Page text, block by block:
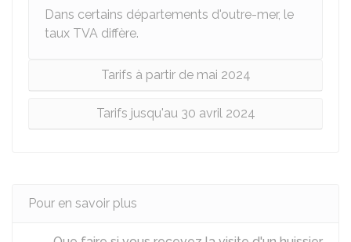
Dans certains départements d'outre-mer, le
taux TVA diffère.
Tarifs à partir de mai 2024
Tarifs jusqu'au 30 avril 2024
Pour en savoir plus